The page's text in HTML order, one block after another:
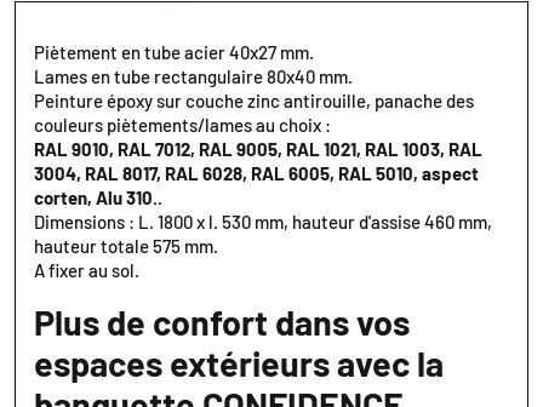
Piètement en tube acier 40x27 mm.
Lames en tube rectangulaire 80x40 mm.
Peinture époxy sur couche zinc antirouille, panache des
couleurs piètements/lames au choix :
RAL 9010, RAL 7012, RAL 9005, RAL 1021, RAL 1003, RAL
3004, RAL 8017, RAL 6028, RAL 6005, RAL 5010, aspect
corten, Alu 310..
Dimensions : L. 1800 x l. 530 mm, hauteur d'assise 460 mm,
hauteur totale 575 mm.
A fixer au sol.
Plus de confort dans vos
espaces extérieurs avec la